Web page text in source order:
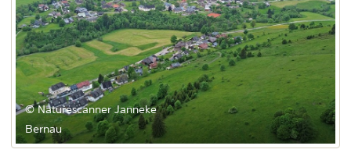
© Naturescanner Janneke
Bernau